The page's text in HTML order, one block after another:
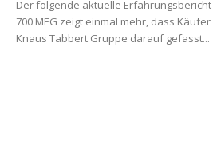
Der folgende aktuelle Erfahrungsbericht
700 MEG zeigt einmal mehr, dass
Knaus Tabbert Gruppe darauf gefasst...